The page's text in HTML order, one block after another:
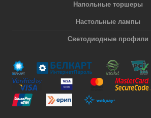
Напольные торшеры
Настольные лампы
Светодиодные профили